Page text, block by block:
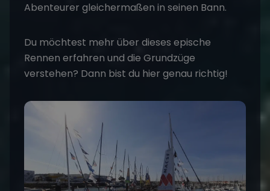
Abenteurer gleichermaßen in seinen Bann.
Du möchtest mehr über dieses epische
Rennen erfahren und die Grundzüge
verstehen? Dann bist du hier genau richtig!